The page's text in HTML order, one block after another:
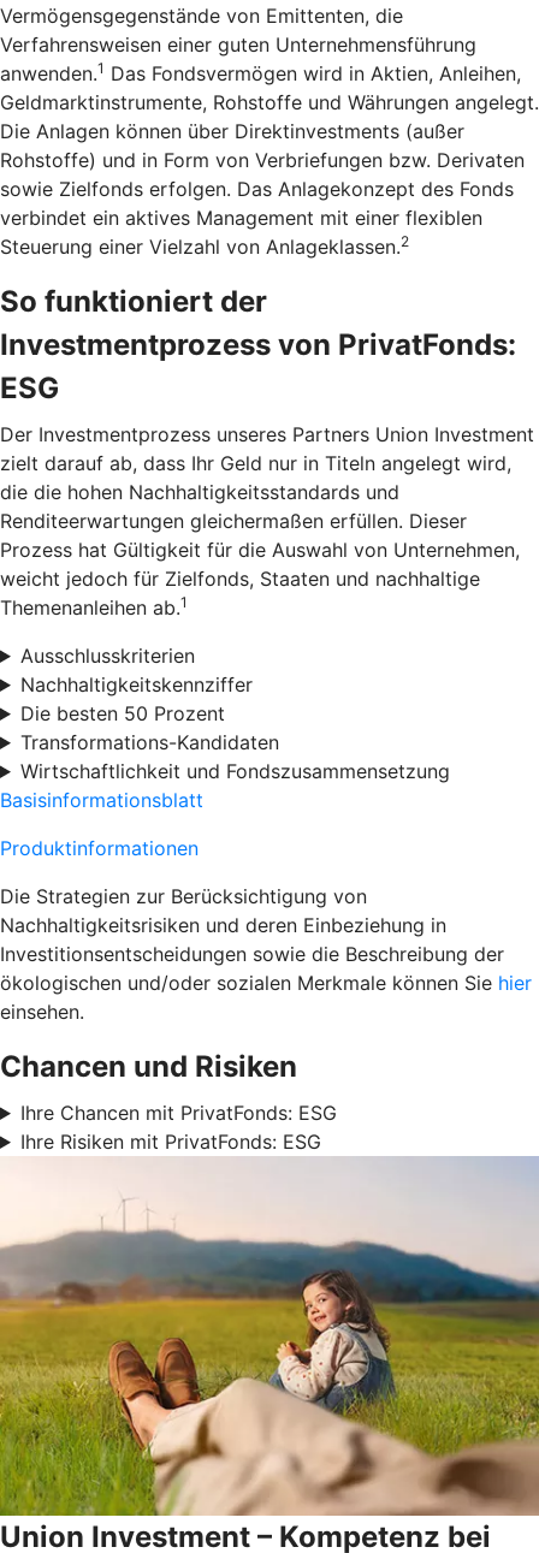
Vermögensgegenstände von Emittenten, die
Verfahrensweisen einer guten Unternehmensführung
anwenden.1 Das Fondsvermögen wird in Aktien, Anleihen,
Geldmarktinstrumente, Rohstoffe und Währungen angelegt.
Die Anlagen können über Direktinvestments (außer
Rohstoffe) und in Form von Verbriefungen bzw. Derivaten
sowie Zielfonds erfolgen. Das Anlagekonzept des Fonds
verbindet ein aktives Management mit einer flexiblen
Steuerung einer Vielzahl von Anlageklassen.2
So funktioniert der
Investmentprozess von PrivatFonds:
ESG
Der Investmentprozess unseres Partners Union Investment
zielt darauf ab, dass Ihr Geld nur in Titeln angelegt wird,
die die hohen Nachhaltigkeitsstandards und
Renditeerwartungen gleichermaßen erfüllen. Dieser
Prozess hat Gültigkeit für die Auswahl von Unternehmen,
weicht jedoch für Zielfonds, Staaten und nachhaltige
Themenanleihen ab.1
Ausschlusskriterien
Nachhaltigkeitskennziffer
Die besten 50 Prozent
Transformations-Kandidaten
Wirtschaftlichkeit und Fondszusammensetzung
Basisinformationsblatt
Produktinformationen
Die Strategien zur Berücksichtigung von
Nachhaltigkeitsrisiken und deren Einbeziehung in
Investitionsentscheidungen sowie die Beschreibung der
ökologischen und/oder sozialen Merkmale können Sie hier
einsehen.
Chancen und Risiken
Ihre Chancen mit PrivatFonds: ESG
Ihre Risiken mit PrivatFonds: ESG
Union Investment – Kompetenz bei